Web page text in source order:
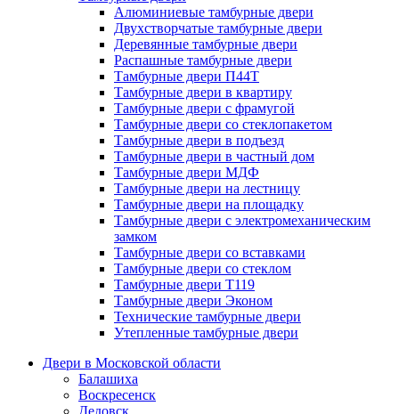
Алюминиевые тамбурные двери
Двухстворчатые тамбурные двери
Деревянные тамбурные двери
Распашные тамбурные двери
Тамбурные двери П44Т
Тамбурные двери в квартиру
Тамбурные двери с фрамугой
Тамбурные двери со стеклопакетом
Тамбурные двери в подъезд
Тамбурные двери в частный дом
Тамбурные двери МДФ
Тамбурные двери на лестницу
Тамбурные двери на площадку
Тамбурные двери с электромеханическим
замком
Тамбурные двери со вставками
Тамбурные двери со стеклом
Тамбурные двери Т119
Тамбурные двери Эконом
Технические тамбурные двери
Утепленные тамбурные двери
Двери в Московской области
Балашиха
Воскресенск
Дедовск